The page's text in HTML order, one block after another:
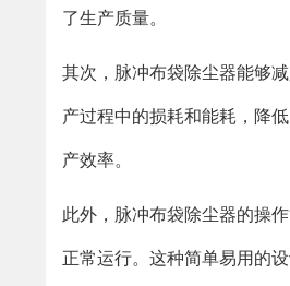
了生产质量。
其次，脉冲布袋除尘器能够
产过程中的损耗和能耗，降
产效率。
此外，脉冲布袋除尘器的操
正常运行。这种简单易用的